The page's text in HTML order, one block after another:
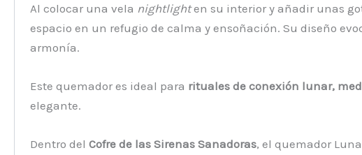
Al colocar una vela nightlighten su interior y añadir unas
espacio en un refugio de calma y ensoñación. Su diseño
armonía.
Este quemador es ideal para rituales de conexión lunar,
elegante.
Dentro delCofre de las Sirenas Sanadoras, el quemador